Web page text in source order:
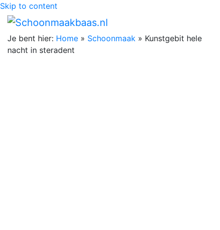
Skip to content
Je bent hier: Home » Schoonmaak » Kunstgebit hele
nacht in steradent